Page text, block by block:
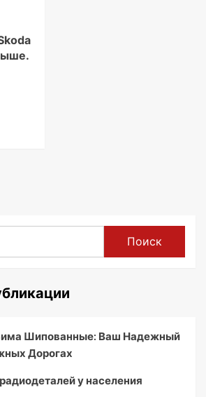
Поиск
Шипованные: Ваш Надежный
Дорогах
у населения